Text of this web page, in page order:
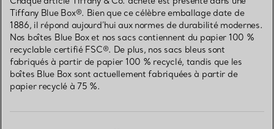
Tiffany Blue Box®. Bien que ce célèbre emballage date de
1886, il répond aujourd’hui aux normes de durabilité modernes.
Nos boîtes Blue Box et nos sacs contiennent du papier 100 %
recyclable certifié FSC®. De plus, nos sacs bleus sont
fabriqués à partir de papier 100 % recyclé, tandis que les
boîtes Blue Box sont actuellement fabriquées à partir de
papier recyclé à 75 %.